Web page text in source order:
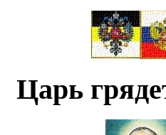
Царь